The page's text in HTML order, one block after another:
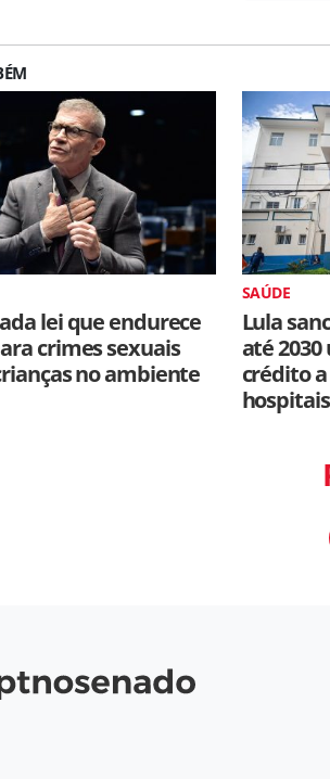
lei que endurece
crimes sexuais
no ambiente
SAÚDE
Lula
até 2030
crédito a